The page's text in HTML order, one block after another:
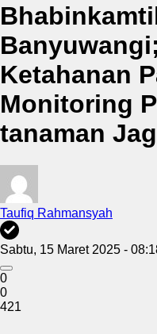
Ketahanan
Monitoring
tanaman
Taufiq Rahmansyah
Sabtu, 15 Maret 2025 -
0
0
421